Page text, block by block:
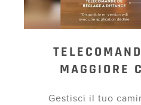
MAGGIORE
Gestisci il tuo